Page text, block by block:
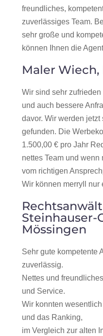
freundliches,
zuverlässiges Team.
sehr große und
können Ihnen die
Maler
Wir sind sehr
und auch bessere
davor. Wir werden jetzt
gefunden. Die
1.500,00 € pro Jahr
nettes Team und
vom richtigen
Wir können merryll nur
Steinhauser-
Mössingen
Sehr gute kompetente
zuverlässig.
Nettes und
und Service.
Wir konnten
und das Ranking,
im Vergleich zur alten